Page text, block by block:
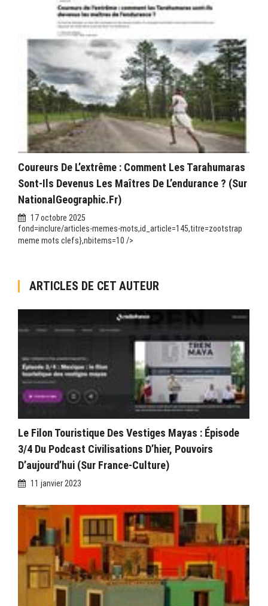
Coureurs De L’extrême : Comment Les Tarahumaras
Sont-Ils Devenus Les Maîtres De L’endurance ? (sur
NationalGeographic.fr)
17 octobre 2025
fond=inclure/articles-memes-mots,id_article=145,titre=zootstrap
meme mots clefs},nbitems=10 />
ARTICLES DE CET AUTEUR
Le Filon Touristique Des Vestiges Mayas : Épisode
3/4 Du Podcast Civilisations D’hier, Pouvoirs
D’aujourd’hui (sur France-Culture)
11 janvier 2023